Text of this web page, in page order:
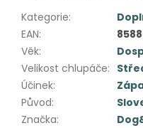
Kategorie:
EAN:
Věk:
Velikost chlupáče:
Účinek:
Původ:
Značka: